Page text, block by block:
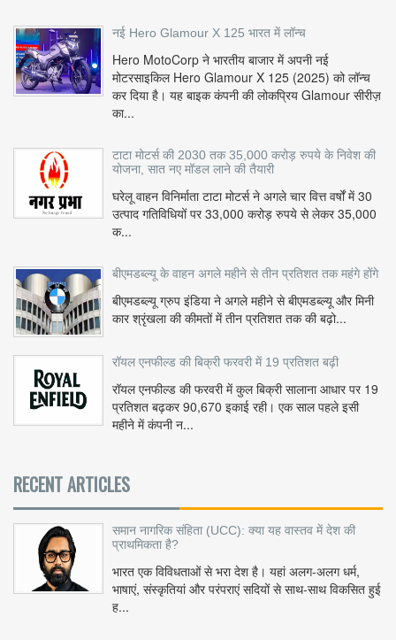
नई Hero Glamour X 125 भारत में लॉन्च
Hero MotoCorp ने भारतीय बाजार में अपनी नई
मोटरसाइकिल Hero Glamour X 125 (2025) को लॉन्च
कर दिया है। यह बाइक कंपनी की लोकप्रिय Glamour सीरीज़
का...
टाटा मोटर्स की 2030 तक 35,000 करोड़ रुपये के निवेश की
योजना, सात नए मॉडल लाने की तैयारी
घरेलू वाहन विनिर्माता टाटा मोटर्स ने अगले चार वित्त वर्षों में 30
उत्पाद गतिविधियों पर 33,000 करोड़ रुपये से लेकर 35,000
क...
बीएमडब्ल्यू के वाहन अगले महीने से तीन प्रतिशत तक महंगे होंगे
बीएमडब्ल्यू ग्रुप इंडिया ने अगले महीने से बीएमडब्ल्यू और मिनी
कार श्रृंखला की कीमतों में तीन प्रतिशत तक की बढ़ो...
रॉयल एनफील्ड की बिक्री फरवरी में 19 प्रतिशत बढ़ी
रॉयल एनफील्ड की फरवरी में कुल बिक्री सालाना आधार पर 19
प्रतिशत बढ़कर 90,670 इकाई रही। एक साल पहले इसी
महीने में कंपनी न...
RECENT ARTICLES
समान नागरिक संहिता (UCC): क्या यह वास्तव में देश की
प्राथमिकता है?
भारत एक विविधताओं से भरा देश है। यहां अलग-अलग धर्म,
भाषाएं, संस्कृतियां और परंपराएं सदियों से साथ-साथ विकसित हुई
ह...